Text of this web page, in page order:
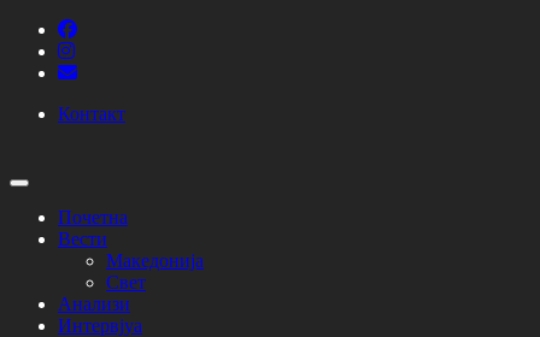
Контакт
Почетна
Вести
Македонија
Свет
Анализи
Интервјуа